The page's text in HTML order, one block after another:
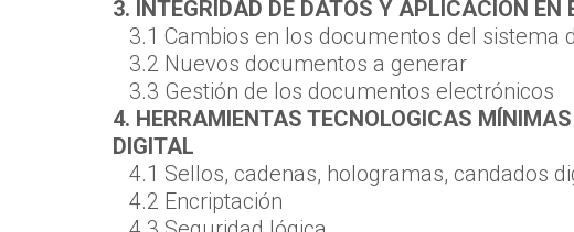
3. INTEGRIDAD DE DATOS Y APLICACIÓN EN
3.1 Cambios en los documentos del sistema
3.2 Nuevos documentos a generar
3.3 Gestión de los documentos electrónicos
4. HERRAMIENTAS TECNOLOGICAS
DIGITAL
4.1 Sellos, cadenas, hologramas, candados
4.2 Encriptación